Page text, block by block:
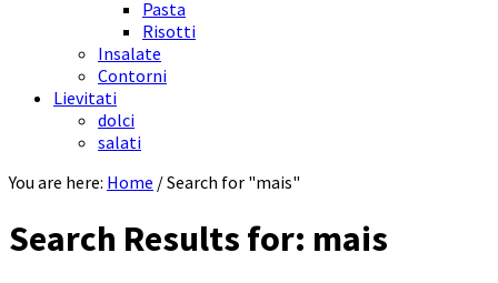
Pasta
Risotti
Insalate
Contorni
Lievitati
dolci
salati
You are here: Home /Search for "mais"
Search Results for: mais